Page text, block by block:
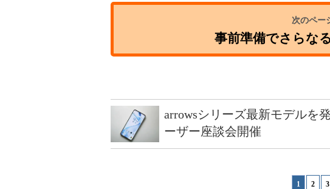
事前準備でさらな
arrowsシリーズ最新モデルを
ーザー座談会開催
1 2 3